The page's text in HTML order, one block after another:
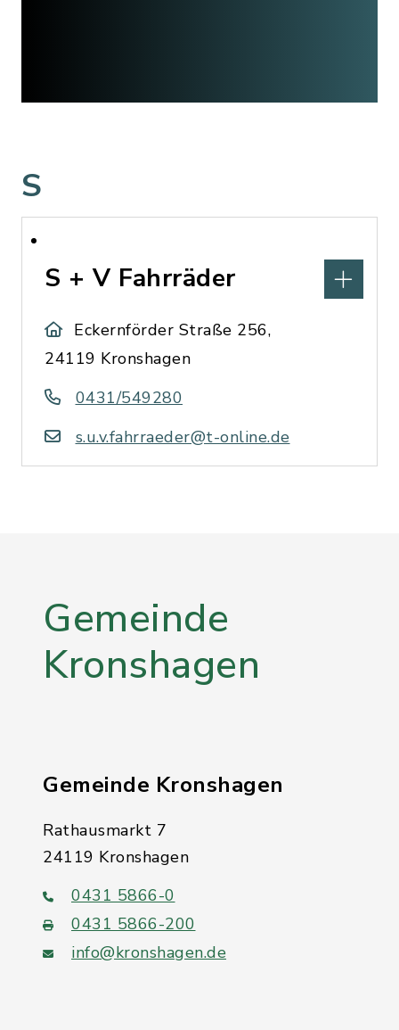
S
S + V Fahrräder
Eckernförder Straße 256,
24119 Kronshagen
0431/549280
s.u.v.fahrraeder@t-online.de
Gemeinde
Kronshagen
Gemeinde Kronshagen
Rathausmarkt 7
24119 Kronshagen
0431 5866-0
0431 5866-200
info@kronshagen.de